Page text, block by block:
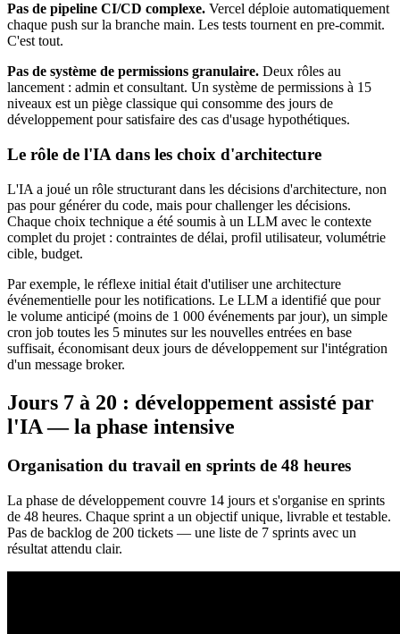
Pas de pipeline CI/CD complexe. Vercel déploie automatiquement
chaque push sur la branche main. Les tests tournent en pre-commit.
C'est tout.
Pas de système de permissions granulaire. Deux rôles au
lancement : admin et consultant. Un système de permissions à 15
niveaux est un piège classique qui consomme des jours de
développement pour satisfaire des cas d'usage hypothétiques.
Le rôle de l'IA dans les choix d'architecture
L'IA a joué un rôle structurant dans les décisions d'architecture, non
pas pour générer du code, mais pour challenger les décisions.
Chaque choix technique a été soumis à un LLM avec le contexte
complet du projet : contraintes de délai, profil utilisateur, volumétrie
cible, budget.
Par exemple, le réflexe initial était d'utiliser une architecture
événementielle pour les notifications. Le LLM a identifié que pour
le volume anticipé (moins de 1 000 événements par jour), un simple
cron job toutes les 5 minutes sur les nouvelles entrées en base
suffisait, économisant deux jours de développement sur l'intégration
d'un message broker.
Jours 7 à 20 : développement assisté par
l'IA — la phase intensive
Organisation du travail en sprints de 48 heures
La phase de développement couvre 14 jours et s'organise en sprints
de 48 heures. Chaque sprint a un objectif unique, livrable et testable.
Pas de backlog de 200 tickets — une liste de 7 sprints avec un
résultat attendu clair.